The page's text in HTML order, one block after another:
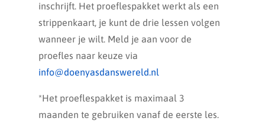
inschrijft. Het proeflespakket werkt als een
strippenkaart, je kunt de drie lessen volgen
wanneer je wilt. Meld je aan voor de
proefles naar keuze via
info@doenyasdanswereld.nl
*Het proeflespakket is maximaal 3
maanden te gebruiken vanaf de eerste les.